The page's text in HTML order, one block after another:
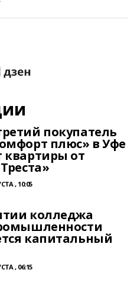
покупатель
плюс» в Уфе
квартиры от
, 10:05
колледжа
капитальный
, 06:15